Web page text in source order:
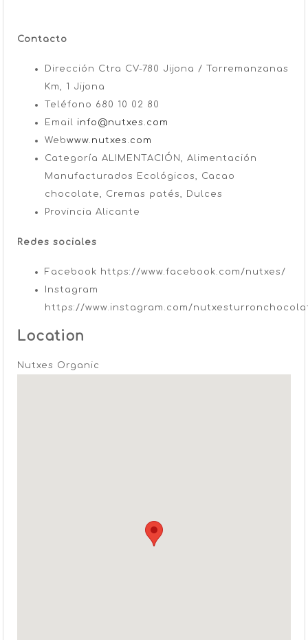
Contacto
Dirección Ctra CV-780 Jijona / Torremanzanas
Km, 1 Jijona
Teléfono 680 10 02 80
Email info@nutxes.com
Webwww.nutxes.com
Categoría ALIMENTACIÓN, Alimentación
Manufacturados Ecológicos, Cacao
chocolate, Cremas patés, Dulces
Provincia Alicante
Redes sociales
Facebook https://www.facebook.com/nutxes/
Instagram
https://www.instagram.com/
Location
Nutxes Organic